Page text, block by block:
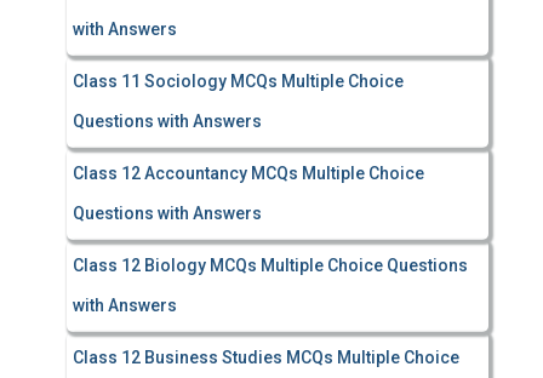
with Answers
Class 11 Sociology MCQs Multiple Choice
Questions with Answers
Class 12 Accountancy MCQs Multiple Choice
Questions with Answers
Class 12 Biology MCQs Multiple Choice Questions
with Answers
Class 12 Business Studies MCQs Multiple Choice